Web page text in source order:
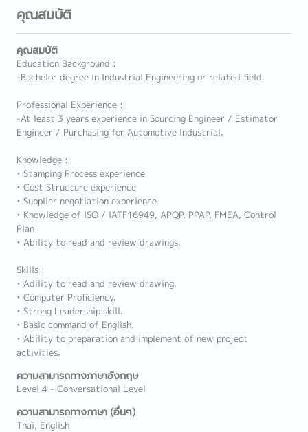
คุณสมบัติ
คุณสมบัติ
Education Background :
-Bachelor degree in Industrial Engineering or related field.
Professional Experience :
-At least 3 years experience in Sourcing Engineer / Estimator
Engineer / Purchasing for Automotive Industrial.
Knowledge :
• Stamping Process experience
• Cost Structure experience
• Supplier negotiation experience
• Knowledge of ISO / IATF16949, APQP, PPAP, FMEA, Control
Plan
• Ability to read and review drawings.
Skills :
• Adility to read and review drawing.
• Computer Proficiency.
• Strong Leadership skill.
• Basic command of English.
• Ability to preparation and implement of new project
activities.
ความสามารถทางภาษาอังกฤษ
Level 4 - Conversational Level
ความสามารถทางภาษา (อื่นๆ)
Thai, English